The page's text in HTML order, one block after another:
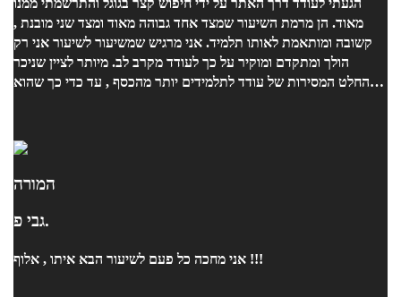
הגעתי לעודד דרך האתר על ידי חיפוש קצר בגוגל והתרשמתי ממנו
מאוד. הן מרמת השיעור שמצד אחד גבוהה מאוד ומצד שני מובנת ,
קשובה ומותאמת לאותו תלמיד. אני מרגיש שמשיעור לשיעור אני רק
הולך ומתקדם ומוקיר על כך לעודד מקרב לב. מיותר לציין שניכר
בהחלט המסירות של עודד לתלמידים יותר מהכסף , עד כדי כך שהוא
המורה
גבי פ.
אני מחכה כל פעם לשיעור הבא איתו , אלוף !!!